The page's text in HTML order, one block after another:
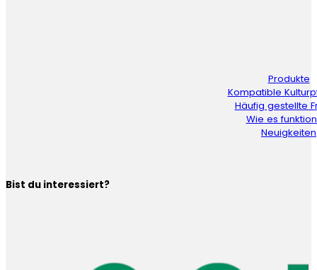
Produkte
Kompatible
Häufig gestellte
Wie es
Neuigkeiten
Bist du interessiert?